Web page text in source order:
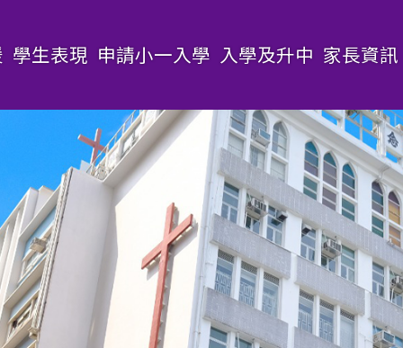
學生表現 申請小一入學 入學及升中 家長資訊